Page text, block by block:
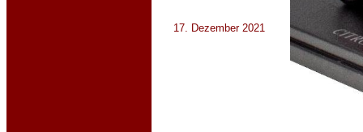
17. Dezember 2021